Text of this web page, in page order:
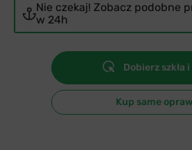
Nie czekaj! Zobacz podobne
w 24h
Dobierz szkła
Kup same